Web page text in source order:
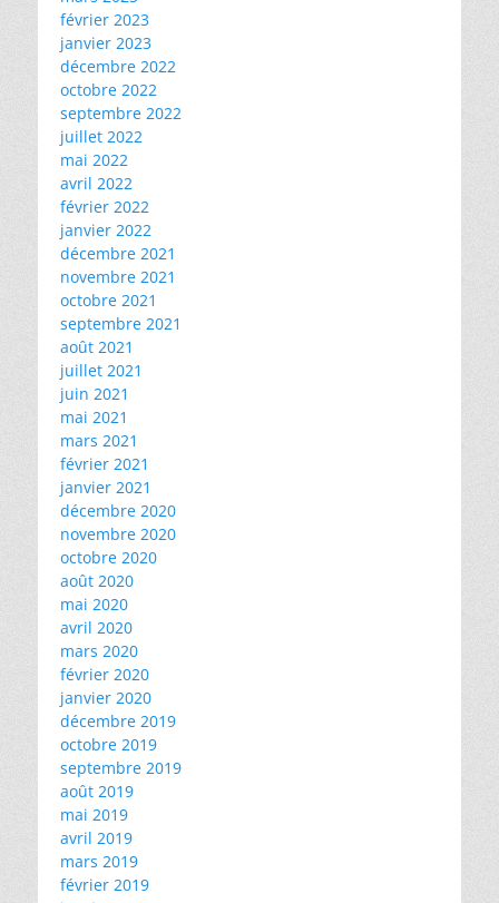
février 2023
janvier 2023
décembre 2022
octobre 2022
septembre 2022
juillet 2022
mai 2022
avril 2022
février 2022
janvier 2022
décembre 2021
novembre 2021
octobre 2021
septembre 2021
août 2021
juillet 2021
juin 2021
mai 2021
mars 2021
février 2021
janvier 2021
décembre 2020
novembre 2020
octobre 2020
août 2020
mai 2020
avril 2020
mars 2020
février 2020
janvier 2020
décembre 2019
octobre 2019
septembre 2019
août 2019
mai 2019
avril 2019
mars 2019
février 2019